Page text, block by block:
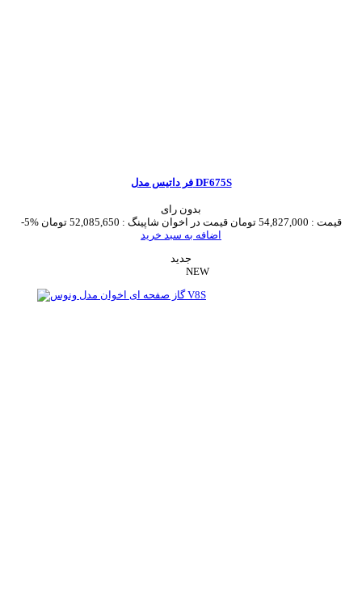
فر داتیس مدل DF675S
بدون رای
-5%
قیمت : 54,827,000 تومان قیمت در اخوان شاپینگ : 52,085,650 تومان
اضافه به سبد خرید
جدید
NEW